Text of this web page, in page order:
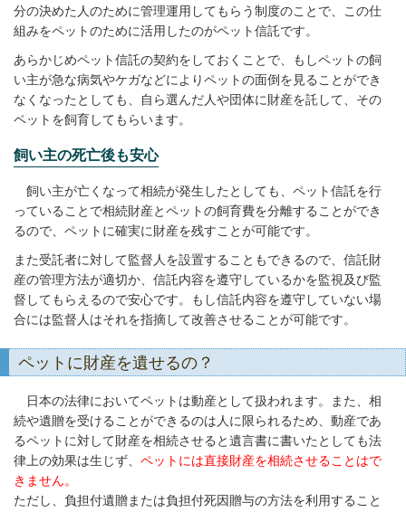
分の決めた人のために管理運用してもらう制度のことで、この仕
組みをペットのために活用したのがペット信託です。
あらかじめペット信託の契約をしておくことで、もしペットの飼
い主が急な病気やケガなどによりペットの面倒を見ることができ
なくなったとしても、自ら選んだ人や団体に財産を託して、その
ペットを飼育してもらいます。
飼い主の死亡後も安心
飼い主が亡くなって相続が発生したとしても、ペット信託を行
っていることで相続財産とペットの飼育費を分離することができ
るので、ペットに確実に財産を残すことが可能です。
また受託者に対して監督人を設置することもできるので、信託財
産の管理方法が適切か、信託内容を遵守しているかを監視及び監
督してもらえるので安心です。もし信託内容を遵守していない場
合には監督人はそれを指摘して改善させることが可能です。
ペットに財産を遺せるの？
日本の法律においてペットは動産として扱われます。また、相
続や遺贈を受けることができるのは人に限られるため、動産であ
るペットに対して財産を相続させると遺言書に書いたとしても法
律上の効果は生じず、 ペットには直接財産を相続させることはで
きません。
ただし、負担付遺贈または負担付死因贈与の方法を利用すること